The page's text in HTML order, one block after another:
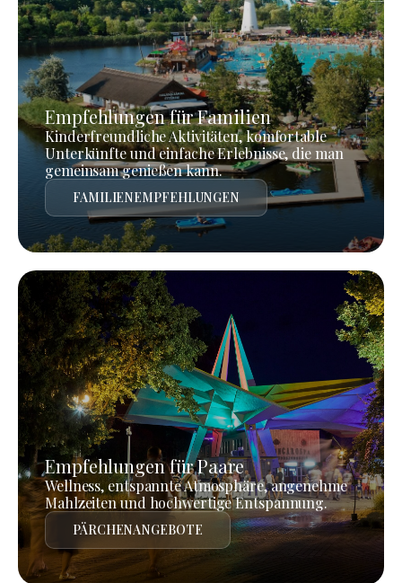
Empfehlungen für Familien
Kinderfreundliche Aktivitäten, komfortable
Unterkünfte und einfache Erlebnisse, die man
gemeinsam genießen kann.
FAMILIENEMPFEHLUNGEN
Empfehlungen für Paare
Wellness, entspannte Atmosphäre, angenehme
Mahlzeiten und hochwertige Entspannung.
PÄRCHENANGEBOTE